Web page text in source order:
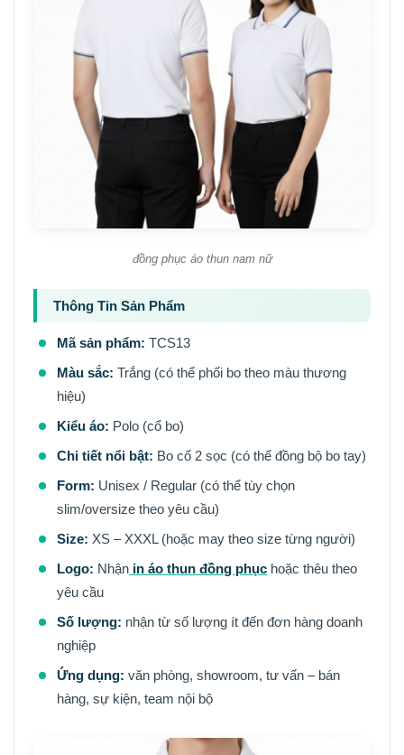
đồng phục áo thun nam nữ
Thông Tin Sản Phẩm
Mã sản phẩm: TCS13
Màu sắc: Trắng (có thể phối bo theo màu thương
hiệu)
Kiểu áo: Polo (cổ bo)
Chi tiết nổi bật: Bo cổ 2 sọc (có thể đồng bộ bo tay)
Form: Unisex / Regular (có thể tùy chọn
slim/oversize theo yêu cầu)
Size: XS – XXXL (hoặc may theo size từng người)
Logo: Nhận in áo thun đồng phục hoặc thêu theo
yêu cầu
Số lượng: nhận từ số lượng ít đến đơn hàng doanh
nghiệp
Ứng dụng: văn phòng, showroom, tư vấn – bán
hàng, sự kiện, team nội bộ